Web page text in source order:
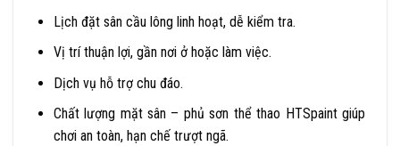
Lịch đặt sân cầu lông linh hoạt, dễ kiểm tra.
Vị trí thuận lợi, gần nơi ở hoặc làm việc.
Dịch vụ hỗ trợ chu đáo.
Chất lượng mặt sân – phủ sơn thể thao HTSpaint giúp
chơi an toàn, hạn chế trượt ngã.